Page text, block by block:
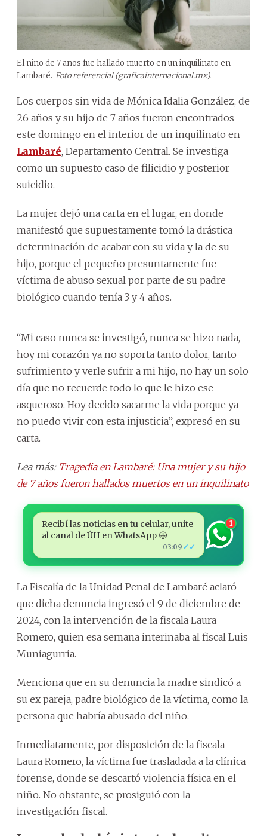
El niño de 7 años fue hallado muerto en un inquilinato en
Lambaré. Foto referencial (graficainternacional.mx).
Los cuerpos sin vida de Mónica Idalia González, de
26 años y su hijo de 7 años fueron encontrados
este domingo en el interior de un inquilinato en
Lambaré, Departamento Central. Se investiga
como un supuesto caso de filicidio y posterior
suicidio.
La mujer dejó una carta en el lugar, en donde
manifestó que supuestamente tomó la drástica
determinación de acabar con su vida y la de su
hijo, porque el pequeño presuntamente fue
víctima de abuso sexual por parte de su padre
biológico cuando tenía 3 y 4 años.
“Mi caso nunca se investigó, nunca se hizo nada,
hoy mi corazón ya no soporta tanto dolor, tanto
sufrimiento y verle sufrir a mi hijo, no hay un solo
día que no recuerde todo lo que le hizo ese
asqueroso. Hoy decido sacarme la vida porque ya
no puedo vivir con esta injusticia”, expresó en su
carta.
Lea más: Tragedia en Lambaré: Una mujer y su hijo
de 7 años fueron hallados muertos en un inquilinato
Recibí las noticias en tu celular, unite
al canal de ÚH en WhatsApp 🤩
03:09 ✓✓
1
La Fiscalía de la Unidad Penal de Lambaré aclaró
que dicha denuncia ingresó el 9 de diciembre de
2024, con la intervención de la fiscala Laura
Romero, quien esa semana interinaba al fiscal Luis
Muniagurria.
Menciona que en su denuncia la madre sindicó a
su ex pareja, padre biológico de la víctima, como la
persona que habría abusado del niño.
Inmediatamente, por disposición de la fiscala
Laura Romero, la víctima fue trasladada a la clínica
forense, donde se descartó violencia física en el
niño. No obstante, se prosiguió con la
investigación fiscal.